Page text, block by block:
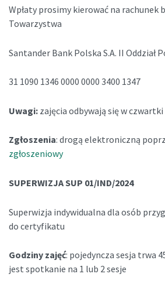
Wpłaty prosimy kierować na rachunek
Towarzystwa
Santander Bank Polska S.A. II Oddział
31 1090 1346 0000 0000 3400 1347
Uwagi: zajęcia odbywają się w czwartki
Zgłoszenia: drogą elektroniczną
zgłoszeniowy
SUPERWIZJA SUP 01/IND/2024
Superwizja indywidualna dla osób
do certyfikatu
Godziny zajęć: pojedyncza sesja trwa
jest spotkanie na 1 lub 2 sesje